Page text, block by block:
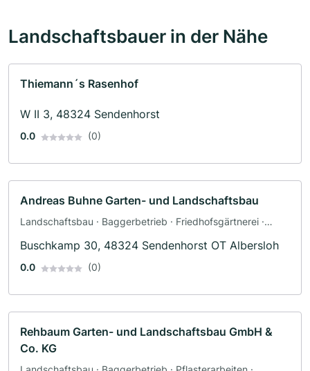
Landschaftsbauer in der Nähe
Thiemann´s Rasenhof
W II 3, 48324 Sendenhorst
0.0 (0)
Andreas Buhne Garten- und Landschaftsbau
Landschaftsbau · Baggerbetrieb · Friedhofsgärtnerei ·
Buschkamp 30, 48324 Sendenhorst OT Albersloh
0.0 (0)
Rehbaum Garten- und Landschaftsbau GmbH &
Co. KG